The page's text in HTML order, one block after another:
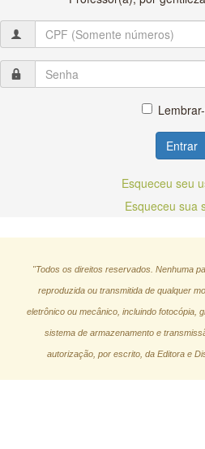
Entrar
Esqueceu seu
Esqueceu sua
"Todos os direitos reservados. Nenhuma
reproduzida ou transmitida de qualquer
eletrônico ou mecânico, incluindo fotocópia,
sistema de armazenamento e
autorização, por escrito, da Editora e